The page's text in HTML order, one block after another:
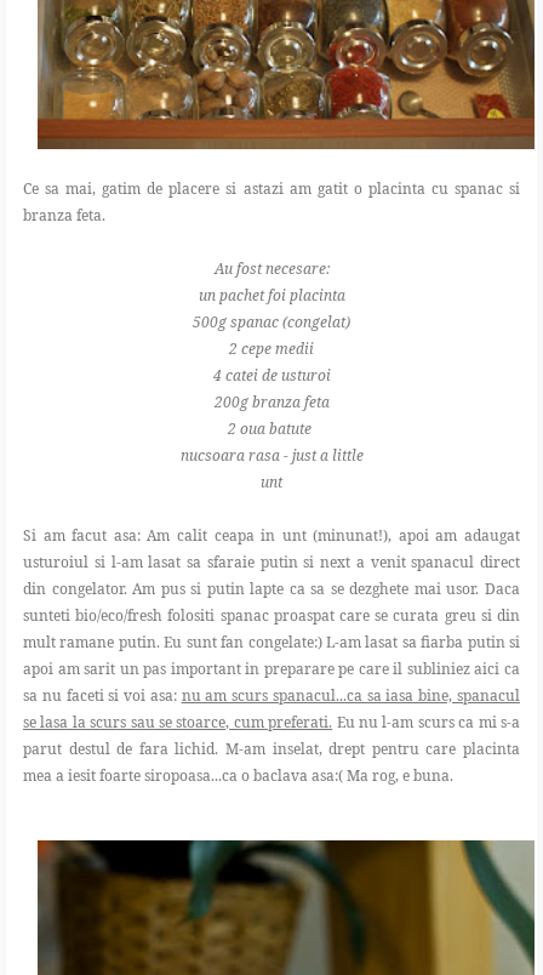
Ce sa mai, gatim de placere si astazi am gatit o placinta cu spanac si
branza feta.
Au fost necesare:
un pachet foi placinta
500g spanac (congelat)
2 cepe medii
4 catei de usturoi
200g branza feta
2 oua batute
nucsoara rasa - just a little
unt
Si am facut asa: Am calit ceapa in unt (minunat!), apoi am adaugat
usturoiul si l-am lasat sa sfaraie putin si next a venit spanacul direct
din congelator. Am pus si putin lapte ca sa se dezghete mai usor. Daca
sunteti bio/eco/fresh folositi spanac proaspat care se curata greu si din
mult ramane putin. Eu sunt fan congelate:) L-am lasat sa fiarba putin si
apoi am sarit un pas important in preparare pe care il subliniez aici ca
sa nu faceti si voi asa: nu am scurs spanacul...ca sa iasa bine, spanacul
se lasa la scurs sau se stoarce, cum preferati. Eu nu l-am scurs ca mi s-a
parut destul de fara lichid. M-am inselat, drept pentru care placinta
mea a iesit foarte siropoasa...ca o baclava asa:( Ma rog, e buna.